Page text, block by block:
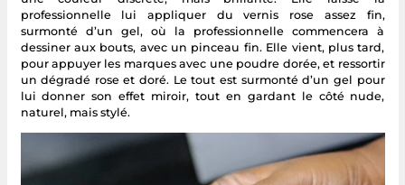
professionnelle lui appliquer du vernis rose assez fin,
surmonté d’un gel, où la professionnelle commencera à
dessiner aux bouts, avec un pinceau fin. Elle vient, plus tard,
pour appuyer les marques avec une poudre dorée, et ressortir
un dégradé rose et doré. Le tout est surmonté d’un gel pour
lui donner son effet miroir, tout en gardant le côté nude,
naturel, mais stylé.